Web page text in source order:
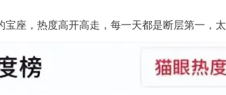
座，热度高开高走，每一天都是断层第一，太